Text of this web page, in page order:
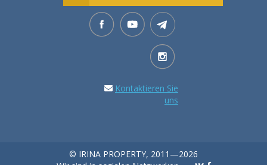
Kontaktieren Sie
uns
© IRINA PROPERTY, 2011—2026